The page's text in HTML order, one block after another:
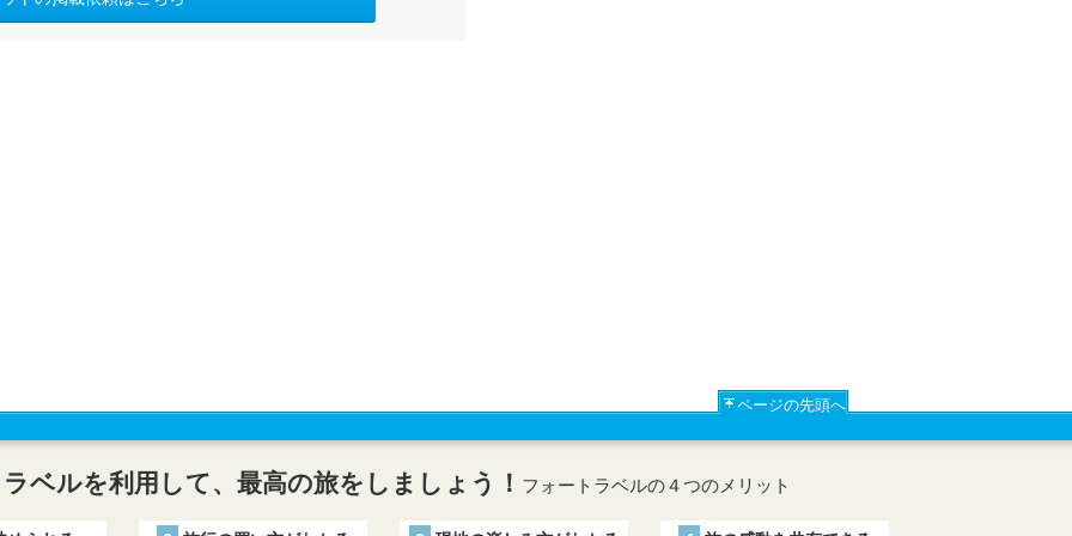
ページの先頭へ
ベルを利用して、最高の旅をしましょう！ フォートラベルの４つのメリット